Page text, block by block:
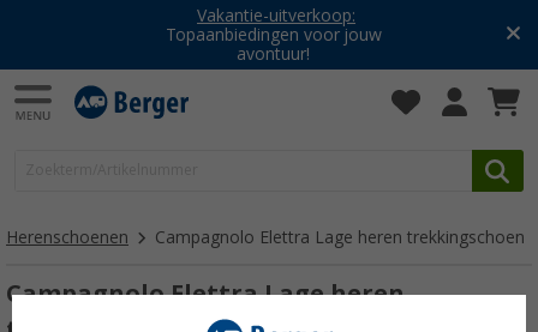
Vakantie-uitverkoop:
Topaanbiedingen voor jouw
avontuur!
Herenschoenen Campagnolo Elettra Lage heren trekkingschoen
Campagnolo Elettra Lage heren